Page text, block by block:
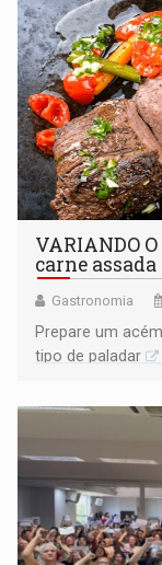
VARIANDO
carne
Gastronomia
Prepare um
tipo de paladar